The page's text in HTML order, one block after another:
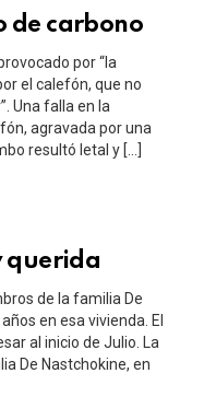
de carbono
por “la
el calefón, que no
Una falla en la
agravada por una
resultó letal y […]
querida
de la familia De
en esa vivienda. El
al inicio de Julio. La
De Nastchokine, en